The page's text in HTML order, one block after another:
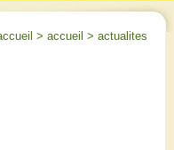
> accueil > actualites